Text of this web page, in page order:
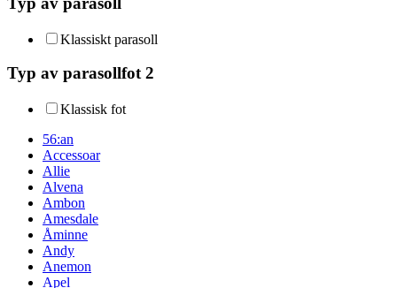
Klassiskt parasoll
Typ av parasollfot 2
Klassisk fot
56:an
Accessoar
Allie
Alvena
Ambon
Amesdale
Åminne
Andy
Anemon
Apel